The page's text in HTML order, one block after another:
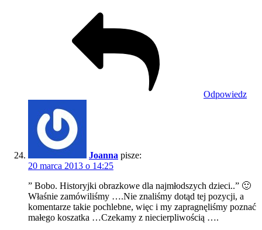
Odpowiedz
Joanna pisze:
20 marca 2013 o 14:25
” Bobo. Historyjki obrazkowe dla najmłodszych dzieci..” 🙂
Właśnie zamówiliśmy ….Nie znaliśmy dotąd tej pozycji, a
komentarze takie pochlebne, więc i my zapragnęliśmy poznać
małego koszatka …Czekamy z niecierpliwością ….